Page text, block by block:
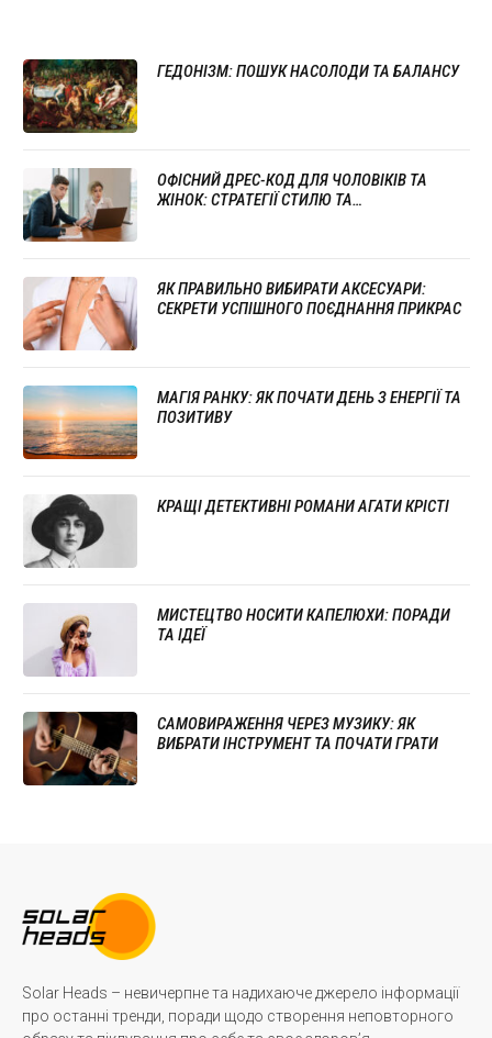
ГЕДОНІЗМ: ПОШУК НАСОЛОДИ ТА БАЛАНСУ
ОФІСНИЙ ДРЕС-КОД ДЛЯ ЧОЛОВІКІВ ТА
ЖІНОК: СТРАТЕГІЇ СТИЛЮ ТА
ЯК ПРАВИЛЬНО ВИБИРАТИ АКСЕСУАРИ:
СЕКРЕТИ УСПІШНОГО ПОЄДНАННЯ ПРИКРАС
МАГІЯ РАНКУ: ЯК ПОЧАТИ ДЕНЬ З ЕНЕРГІЇ ТА
ПОЗИТИВУ
КРАЩІ ДЕТЕКТИВНІ РОМАНИ АГАТИ КРІСТІ
МИСТЕЦТВО НОСИТИ КАПЕЛЮХИ: ПОРАДИ
ТА ІДЕЇ
САМОВИРАЖЕННЯ ЧЕРЕЗ МУЗИКУ: ЯК
ВИБРАТИ ІНСТРУМЕНТ ТА ПОЧАТИ ГРАТИ
Solar Heads – невичерпне та надихаюче джерело інформації
про останні тренди, поради щодо створення неповторного